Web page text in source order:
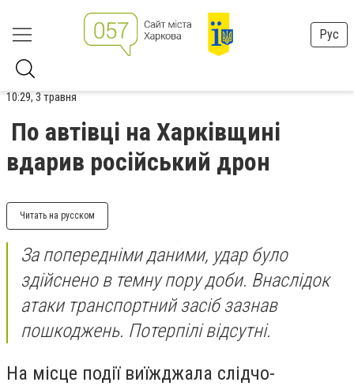
Рус
10:29, 3 травня
По автівці на Харківщині
вдарив російський дрон
Читать на русском
За попередніми даними, удар було
здійснено в темну пору доби. Внаслідок
атаки транспортний засіб зазнав
пошкоджень. Потерпілі відсутні.
На місце події виїжджала слідчо-